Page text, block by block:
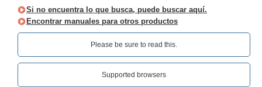
Si no encuentra lo que busca, puede buscar aquí.
Encontrar manuales para otros productos
Please be sure to read this.‎
Supported browsers